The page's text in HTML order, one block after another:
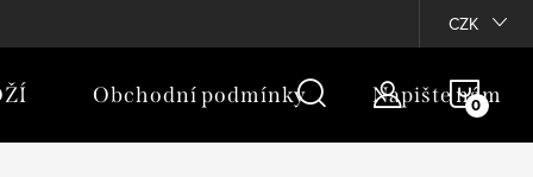
CZK
Obchodní podmínky Napište nám